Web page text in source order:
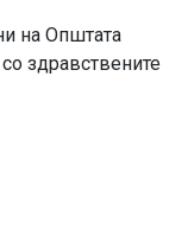
на Општата
здравствените